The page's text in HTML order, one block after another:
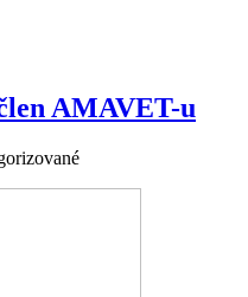
AMAVET-u